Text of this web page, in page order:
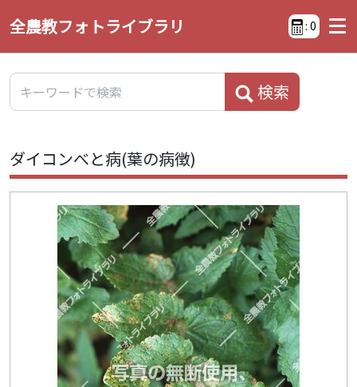
全農教フォトライブラリ : 0
検索
ダイコンべと病(葉の病徴)